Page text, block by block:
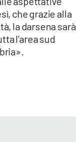
che grazie alla
la darsena sarà
l’area sud